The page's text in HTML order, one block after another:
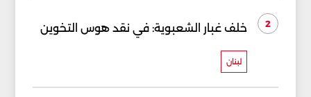
2 خلف غبار الشعبوية: في نقد هوس التخوين
لبنان